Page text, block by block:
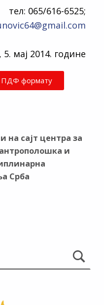
тел: 065/616-6525;
мај 2014. године
ПДФ формату
на сајт центра за
и
Срба